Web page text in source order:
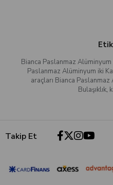
Bianca Paslanmaz Alüminyum
Paslanmaz Alüminyum iki
araçları Bianca Paslanmaz
Bulaşıklık,
Takip Et